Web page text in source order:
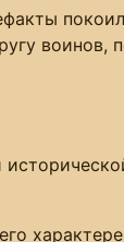
воинов,